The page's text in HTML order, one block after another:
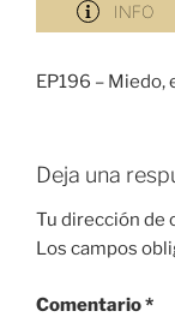
EP196 – Miedo,
Deja una
Tu dirección de
Los campos
Comentario*